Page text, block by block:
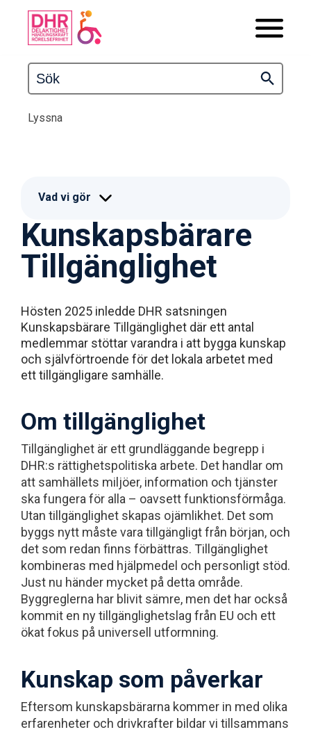
Lyssna
Kunskapsbärare
Tillgänglighet
Hösten 2025 inledde DHR satsningen
Kunskapsbärare Tillgänglighet där ett antal
medlemmar stöttar varandra i att bygga kunskap
och självförtroende för det lokala arbetet med
ett tillgängligare samhälle.
Om tillgänglighet
Tillgänglighet är ett grundläggande begrepp i
DHR:s rättighetspolitiska arbete. Det handlar om
att samhällets miljöer, information och tjänster
ska fungera för alla – oavsett funktionsförmåga.
Utan tillgänglighet skapas ojämlikhet. Det som
byggs nytt måste vara tillgängligt från början, och
det som redan finns förbättras. Tillgänglighet
kombineras med hjälpmedel och personligt stöd.
Just nu händer mycket på detta område.
Byggreglerna har blivit sämre, men det har också
kommit en ny tillgänglighetslag från EU och ett
ökat fokus på universell utformning.
Kunskap som påverkar
Eftersom kunskapsbärarna kommer in med olika
erfarenheter och drivkrafter bildar vi tillsammans
Vad vi gör